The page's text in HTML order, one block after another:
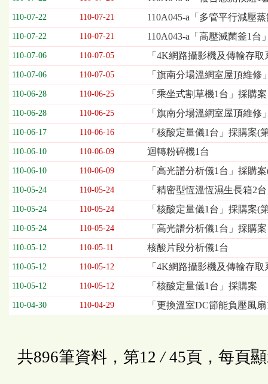
欄
位
依
序
開
標
期、
截
標
日
期、
公
告
事
項
110-07-22 110-07-21 110A045-a「多管平行減壓
110-07-22 110-07-21 110A043-a「高壓滅菌釜1台
110-07-06 110-07-05 「4K網路攝影機及傳輸存
110-07-06 110-07-05 「旗南分場溫網室屋頂維修
110-06-28 110-06-25 「乘坐式割草機1台」採購案
110-06-28 110-06-25 「旗南分場溫網室屋頂維修
110-06-17 110-06-16 「核酸定量儀1台」採購案(
110-06-10 110-06-09 迴轉粉碎機1台
110-06-10 110-06-09 「高光譜分析儀1台」採購
110-05-24 110-05-24 「精密型恆溫恆濕生長箱2
110-05-24 110-05-24 「核酸定量儀1台」採購案(
110-05-24 110-05-24 「高光譜分析儀1台」採購案
110-05-12 110-05-11 核酸片段分析儀1台
110-05-12 110-05-12 「4K網路攝影機及傳輸存
110-05-12 110-05-12 「核酸定量儀1台」採購案
110-04-30 110-04-29 「更換溫室DC節能負壓風
共896筆資料，第12 /45頁，每頁